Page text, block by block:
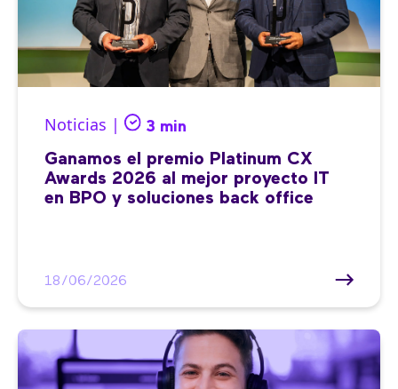
Noticias | 3 min
Ganamos el premio Platinum CX
Awards 2026 al mejor proyecto IT
en BPO y soluciones back office
18/06/2026